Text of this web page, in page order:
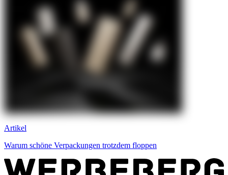
Artikel
Warum schöne Verpackungen trotzdem floppen